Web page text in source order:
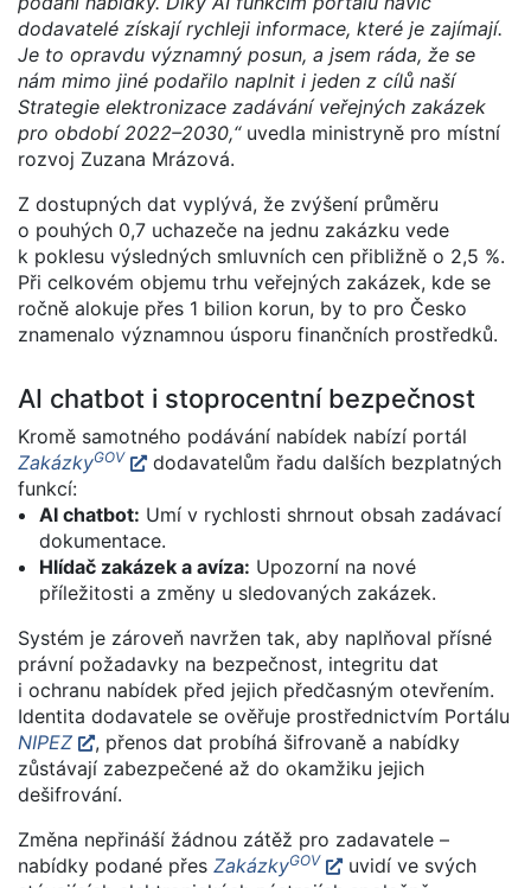
dodavatelé získají rychleji informace, které je zajímají.
Je to opravdu významný posun, a jsem ráda, že se
nám mimo jiné podařilo naplnit i jeden z cílů naší
Strategie elektronizace zadávání veřejných zakázek
pro období 2022–2030,“uvedla ministryně pro místní
rozvoj Zuzana Mrázová.
Z dostupných dat vyplývá, že zvýšení průměru
o pouhých 0,7 uchazeče na jednu zakázku vede
k poklesu výsledných smluvních cen přibližně o 2,5 %.
Při celkovém objemu trhu veřejných zakázek, kde se
ročně alokuje přes 1 bilion korun, by to pro Česko
znamenalo významnou úsporu finančních prostředků.
AI chatbot i stoprocentní bezpečnost
Kromě samotného podávání nabídek nabízí portál
ZakázkyGOV
dodavatelům řadu dalších bezplatných
funkcí:
AI chatbot: Umí v rychlosti shrnout obsah zadávací
dokumentace.
Hlídač zakázek a avíza: Upozorní na nové
příležitosti a změny u sledovaných zakázek.
Systém je zároveň navržen tak, aby naplňoval přísné
právní požadavky na bezpečnost, integritu dat
i ochranu nabídek před jejich předčasným otevřením.
Identita dodavatele se ověřuje prostřednictvím Portálu
NIPEZ
, přenos dat probíhá šifrovaně a nabídky
zůstávají zabezpečené až do okamžiku jejich
dešifrování.
Změna nepřináší žádnou zátěž pro zadavatele –
nabídky podané přes ZakázkyGOV
uvidí ve svých